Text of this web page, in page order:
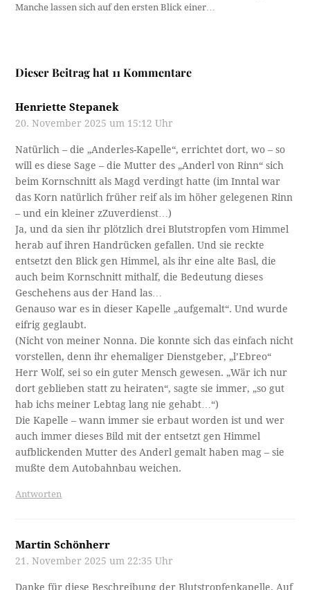
Manche lassen sich auf den ersten Blick einer…
Dieser Beitrag hat 11 Kommentare
Henriette Stepanek
20. November 2025 um 15:12 Uhr
Natürlich – die „Anderles-Kapelle“, errichtet dort, wo – so
will es diese Sage – die Mutter des „Anderl von Rinn“ sich
beim Kornschnitt als Magd verdingt hatte (im Inntal war
das Korn natürlich früher reif als im höher gelegenen Rinn
– und ein kleiner zZuverdienst…)
Ja, und da sien ihr plötzlich drei Blutstropfen vom Himmel
herab auf ihren Handrücken gefallen. Und sie reckte
entsetzt den Blick gen Himmel, als ihr eine alte Basl, die
auch beim Kornschnitt mithalf, die Bedeutung dieses
Geschehens aus der Hand las…
Genauso war es in dieser Kapelle „aufgemalt“. Und wurde
eifrig geglaubt.
(Nicht von meiner Nonna. Die konnte sich das einfach nicht
vorstellen, denn ihr ehemaliger Dienstgeber, „l’Ebreo“
Herr Wolf, sei so ein guter Mensch gewesen. „Wär ich nur
dort geblieben statt zu heiraten“, sagte sie immer, „so gut
hab ichs meiner Lebtag lang nie gehabt…“)
Die Kapelle – wann immer sie erbaut worden ist und wer
auch immer dieses Bild mit der entsetzt gen Himmel
aufblickenden Mutter des Anderl gemalt haben mag – sie
mußte dem Autobahnbau weichen.
Antworten
Martin Schönherr
21. November 2025 um 22:35 Uhr
Danke für diese Beschreibung der Blutstropfenkapelle. Auf